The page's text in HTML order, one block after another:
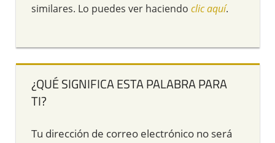
similares. Lo puedes ver haciendo clic aquí.
¿QUÉ SIGNIFICA ESTA PALABRA PARA
TI?
Tu dirección de correo electrónico no será